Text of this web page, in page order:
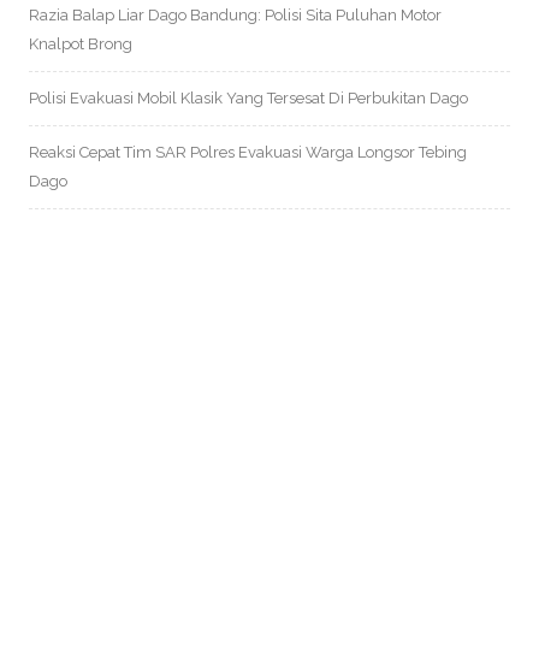
Razia Balap Liar Dago Bandung: Polisi Sita Puluhan Motor
Knalpot Brong
Polisi Evakuasi Mobil Klasik Yang Tersesat Di Perbukitan Dago
Reaksi Cepat Tim SAR Polres Evakuasi Warga Longsor Tebing
Dago